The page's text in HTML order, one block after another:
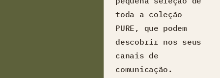
toda a coleção
PURE, que podem
descobrir nos seus
canais de
comunicação.